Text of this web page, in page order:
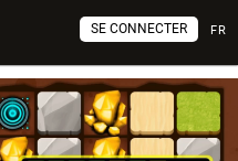
FR
SE CONNECTER